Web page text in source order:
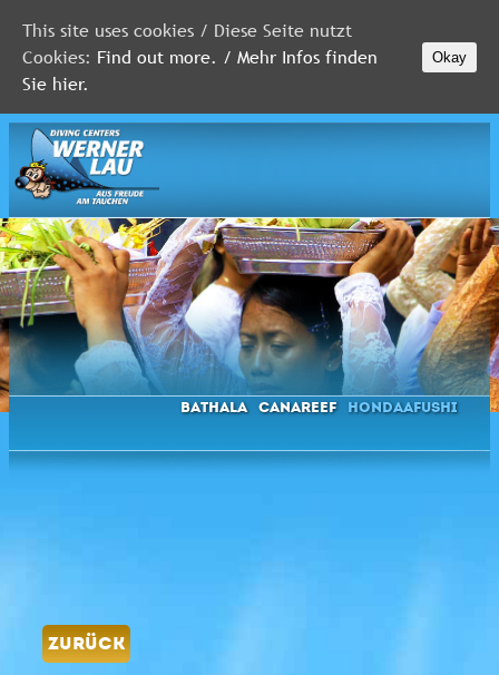
MALEDIVEN
ROTES
MEER
FLORIDA
Newsletter
Bathala Canareef Hondaafushi
ZURÜCK
This site uses cookies / Diese Seite nutzt
Cookies: Find out more. / Mehr Infos finden
Sie hier.
Okay